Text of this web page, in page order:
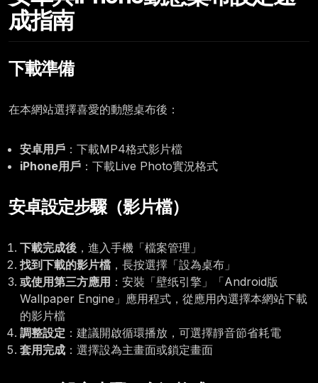
12:00
成指南
下載準備
在本網站選擇喜愛的動態桌布後：
安卓用戶 ：下載MP4格式影片檔
iPhone用戶 ：下載Live Photo實況格式
安卓設定步驟（影片檔）
下載完成後 ，進入手機「檔案管理」
找到下載的影片檔 ，長按選擇「設為桌布」
或使用第三方應用 ：安裝「壁纸引擎」「Android版
Wallpaper Engine」應用程式，從應用內選擇本網站下載
的影片檔
調整設定 ：建議開啟循環播放，可選擇靜音節省耗電
套用完成 ：選擇設為主畫面或鎖定畫面